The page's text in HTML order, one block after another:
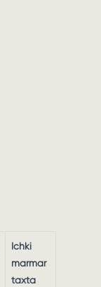
Ichki
marmar
taxta